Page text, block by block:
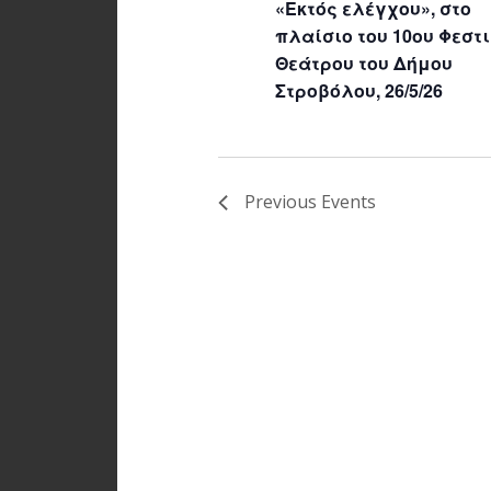
«Εκτός ελέγχου», στο
πλαίσιο του 10ου
Θεάτρου του Δήμου
Στροβόλου, 26/5/26
Previous Events